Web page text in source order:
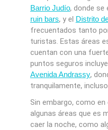
Barrio Judío, donde se
ruin bars, y el Distrito
frecuentados tanto
turistas. Estas áreas
cuentan con una
puntos seguros
Avenida Andrassy,
tranquilamente,
Sin embargo, como en
algunas áreas que es
caer la noche, como